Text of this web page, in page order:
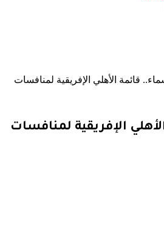
قائمة الأهلي الإفريقية لمنافسات
الإفريقية لمنافسات